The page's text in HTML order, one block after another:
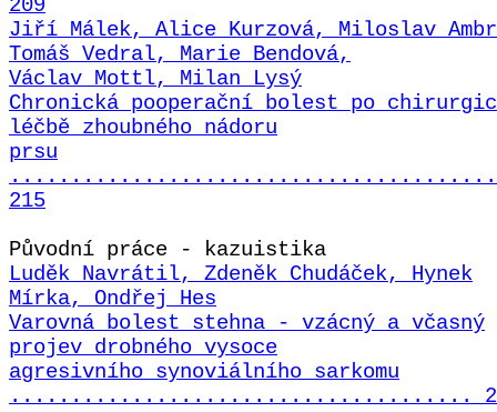
209
Jiří Málek, Alice Kurzová, Miloslav
Tomáš Vedral, Marie Bendová,
Václav Mottl, Milan Lysý
Chronická pooperační bolest po
léčbě zhoubného nádoru
prsu
215
Původní práce - kazuistika
Luděk Navrátil, Zdeněk Chudáček, Hynek
Mírka, Ondřej Hes
Varovná bolest stehna - vzácný a včasný
projev drobného vysoce
agresivního synoviálního sarkomu
......................................